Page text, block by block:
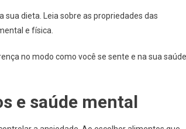
dieta. Leia sobre as propriedades das
e física.
no modo como você se sente e na sua saúde
e saúde mental